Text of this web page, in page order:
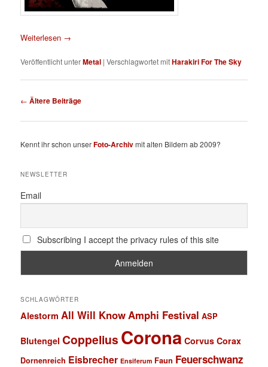
Weiterlesen →
Veröffentlicht unterMetal |Verschlagwortet mitHarakiri For The Sky
Beitragsnavigation
← Ältere Beiträge
Kennt ihr schon unserFoto-Archivmit alten Bildern ab 2009?
NEWSLETTER
Email
Subscribing I accept the privacy rules of this site
SCHLAGWÖRTER
Alestorm All Will Know Amphi Festival ASP
Blutengel Coppelius Corona Corvus Corax
Dornenreich Eisbrecher Ensiferum Faun Feuerschwanz